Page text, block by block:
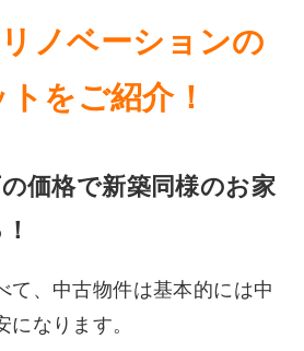
ノベーションの
をご紹介！
価格で新築同様のお家
て、中古物件は基本的には中
なります。